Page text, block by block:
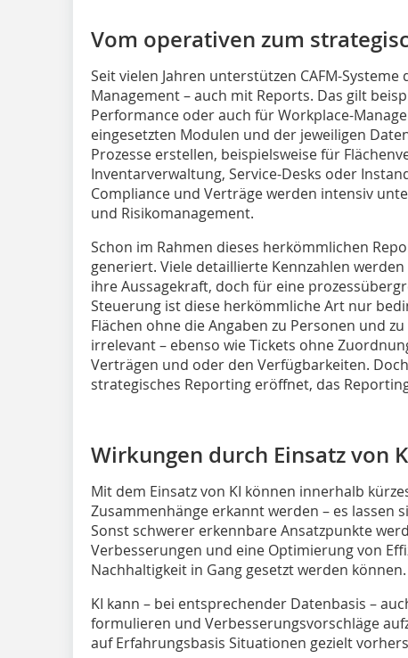
Vom operativen zum
Seit vielen Jahren unterstützen CAFM-
Management – auch mit Reports. Das gilt
Performance oder auch für Workplace-
eingesetzten Modulen und der jeweiligen
Prozesse erstellen, beispielsweise für
Inventarverwaltung, Service-Desks oder
Compliance und Verträge werden intensiv
und Risikomanagement.
Schon im Rahmen dieses herkömmlichen
generiert. Viele detaillierte Kennzahlen
ihre Aussagekraft, doch für eine
Steuerung ist diese herkömmliche Art nur
Flächen ohne die Angaben zu Personen und
irrelevant – ebenso wie Tickets ohne
Verträgen und oder den Verfügbarkeiten.
strategisches Reporting eröffnet, das
Wirkungen durch Einsatz von
Mit dem Einsatz von KI können innerhalb
Zusammenhänge erkannt werden – es lassen
Sonst schwerer erkennbare Ansatzpunkte
Verbesserungen und eine Optimierung von
Nachhaltigkeit in Gang gesetzt werden können.
KI kann – bei entsprechender Datenbasis –
formulieren und Verbesserungsvorschläge
auf Erfahrungsbasis Situationen gezielt